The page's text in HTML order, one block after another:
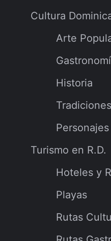
Cultura
Arte
Historia
Tradiciones
Turismo en R.D.
Hoteles y
Playas
Rutas